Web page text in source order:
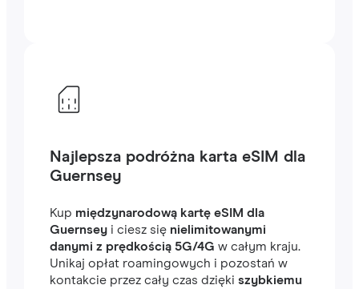
Najlepsza podróżna karta eSIM dla
Guernsey
Kup międzynarodową kartę eSIM dla
Guernseyi ciesz się nielimitowanymi
danymi z prędkością 5G/4G w całym kraju.
Unikaj opłat roamingowych i pozostań w
kontakcie przez cały czas dzięki szybkiemu